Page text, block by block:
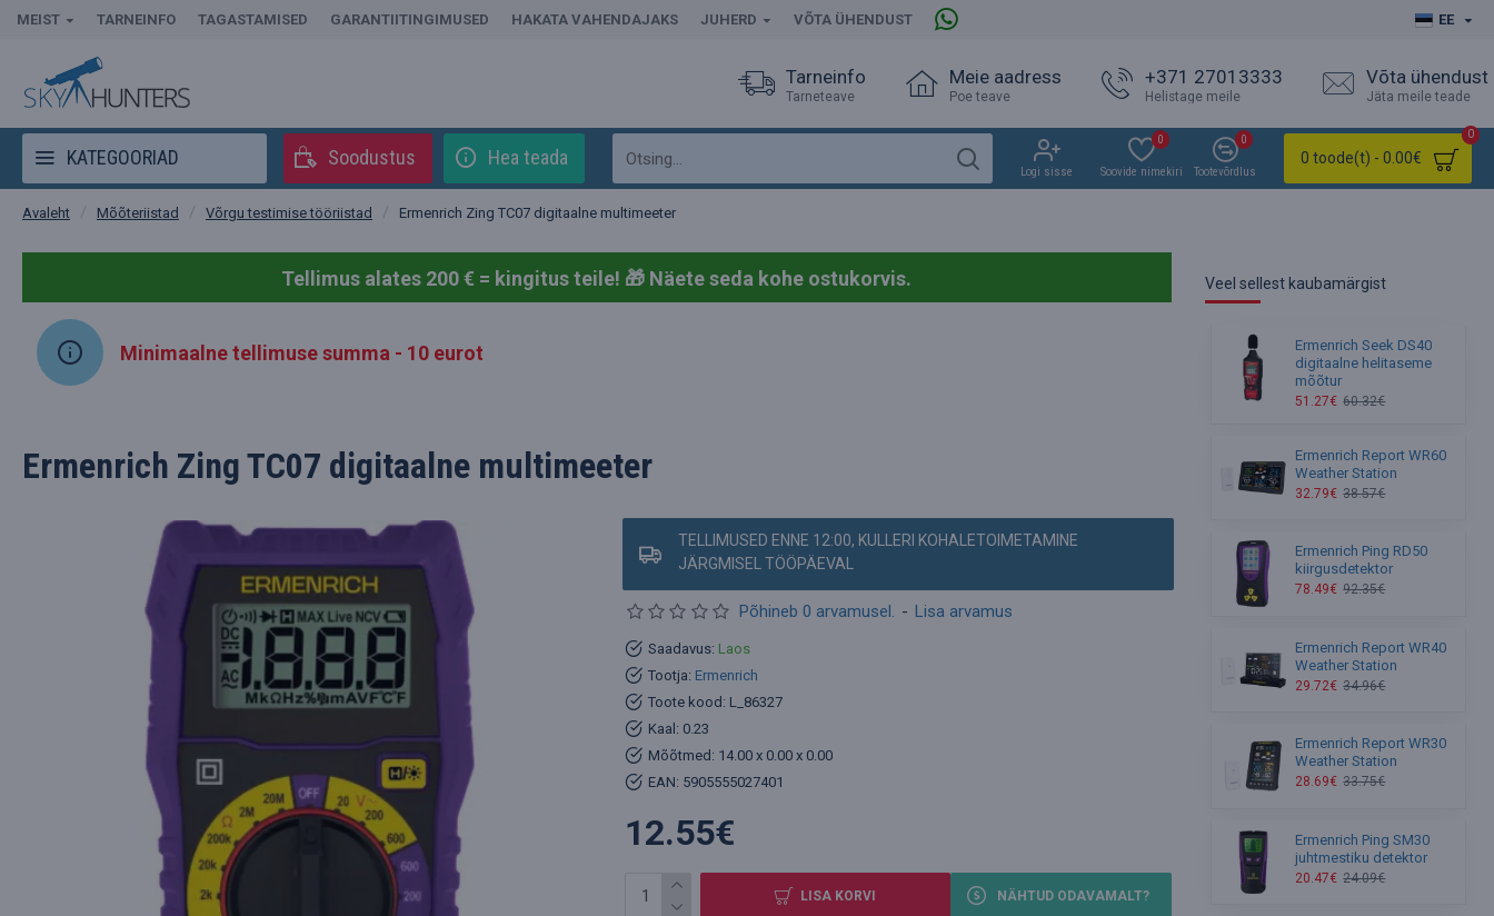
MEIST TARNEINFO TAGASTAMISED GARANTIITINGIMUSED HAKATA VAHENDAJAKS JUHERD VÕTA ÜHENDUST EE
Tarneinfo
Tarneteave
Meie aadress
Poe teave
+371 27013333
Helistage meile
Võta ühendust
Jäta meile teade
KATEGOORIAD Soodustus Hea teada
Logi sisse Soovide nimekiri
0
Tootevõrdlus
0
0 toode(t) - 0.00€
0
Avaleht Mõõteriistad Võrgu testimise tööriistad Ermenrich Zing TC07 digitaalne multimeeter
Tellimus alates 200 € = kingitus teile! 🎁 Näete seda kohe ostukorvis.
Minimaalne tellimuse summa - 10 eurot
Ermenrich Zing TC07 digitaalne multimeeter
TELLIMUSED ENNE 12:00, KULLERI KOHALETOIMETAMINE
JÄRGMISEL TÖÖPÄEVAL
Saadavus: Laos
Tootja: Ermenrich
Toote kood: L_86327
Kaal: 0.23
Mõõtmed: 14.00 x 0.00 x 0.00
EAN: 5905555027401
Põhineb 0 arvamusel. - Lisa arvamus
12.55€
LISA KORVI NÄHTUD ODAVAMALT?
Veel sellest kaubamärgist
Ermenrich Seek DS40
digitaalne helitaseme
mõõtur
51.27€ 60.32€
Ermenrich Report WR60
Weather Station
32.79€ 38.57€
Ermenrich Ping RD50
kiirgusdetektor
78.49€ 92.35€
Ermenrich Report WR40
Weather Station
29.72€ 34.96€
Ermenrich Report WR30
Weather Station
28.69€ 33.75€
Ermenrich Ping SM30
juhtmestiku detektor
20.47€ 24.09€